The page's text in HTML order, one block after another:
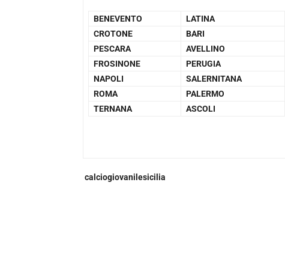
BENEVENTO LATINA
CROTONE
BARI
PESCARA
AVELLINO
FROSINONE
PERUGIA
NAPOLI
SALERNITANA
ROMA
PALERMO
TERNANA
ASCOLI
calciogiovanilesicilia